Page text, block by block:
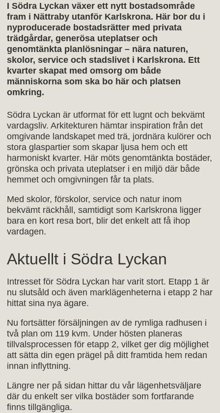
I Södra Lyckan växer ett nytt bostadsområde
fram i Nättraby utanför Karlskrona. Här bor du i
nyproducerade bostadsrätter med privata
trädgårdar, generösa uteplatser och
genomtänkta planlösningar – nära naturen,
skolor, service och stadslivet i Karlskrona. Ett
kvarter skapat med omsorg om både
människorna som ska bo här och platsen
omkring.
Södra Lyckan är utformat för ett lugnt och bekvämt
vardagsliv. Arkitekturen hämtar inspiration från det
omgivande landskapet med trä, jordnära kulörer och
stora glaspartier som skapar ljusa hem och ett
harmoniskt kvarter. Här möts genomtänkta bostäder,
grönska och privata uteplatser i en miljö där både
hemmet och omgivningen får ta plats.
Med skolor, förskolor, service och natur inom
bekvämt räckhåll, samtidigt som Karlskrona ligger
bara en kort resa bort, blir det enkelt att få ihop
vardagen.
Aktuellt i Södra Lyckan
Intresset för Södra Lyckan har varit stort. Etapp 1 är
nu slutsåld och även marklägenheterna i etapp 2 har
hittat sina nya ägare.
Nu fortsätter försäljningen av de rymliga radhusen i
två plan om 119 kvm. Under hösten planeras
tillvalsprocessen för etapp 2, vilket ger dig möjlighet
att sätta din egen prägel på ditt framtida hem redan
innan inflyttning.
Längre ner på sidan hittar du vår lägenhetsväljare
där du enkelt ser vilka bostäder som fortfarande
finns tillgängliga.